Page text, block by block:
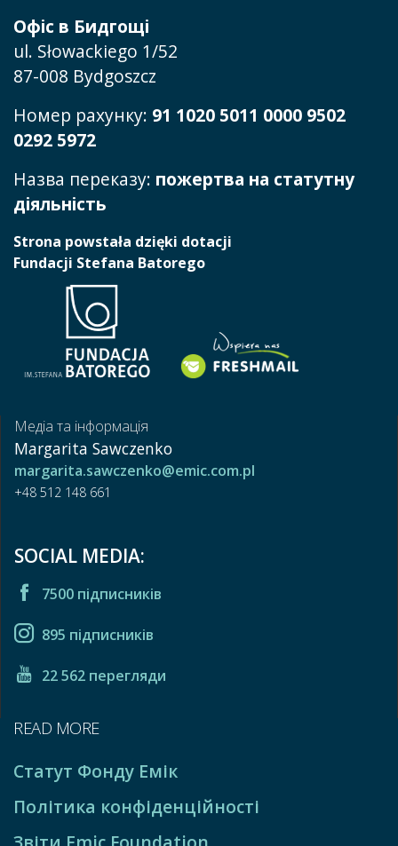
Офіс в Бидгощі
ul. Słowackiego 1/52
87-008 Bydgoszcz
Номер рахунку: 91 1020 5011 0000 9502
0292 5972
Назва переказу: пожертва на статутну
діяльність
Strona powstała dzięki dotacji
Fundacji Stefana Batorego
Медіа та інформація
Margarita Sawczenko
margarita.sawczenko@emic.com.pl
+48 512 148 661
SOCIAL MEDIA:
7500 підписників
895 підписників
22 562 перегляди
READ MORE
Статут Фонду Емік
Політика конфіденційності